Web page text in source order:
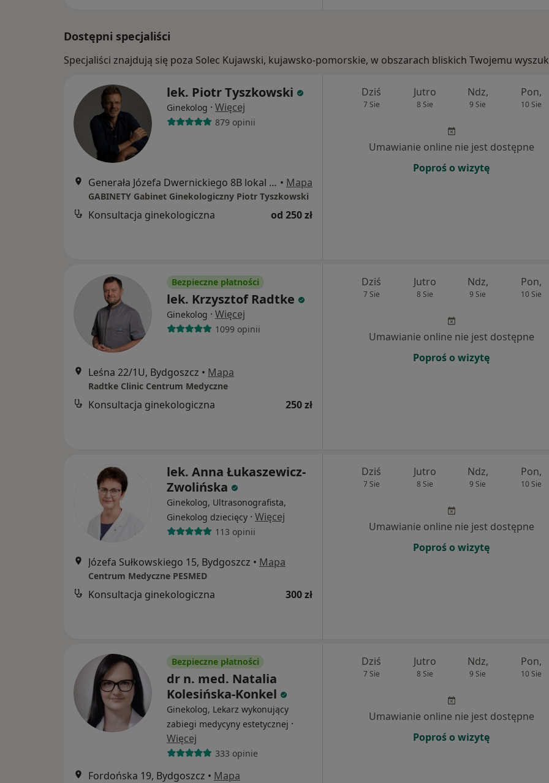
Dostępni specjaliści
Specjaliści znajdują się poza Solec Kujawski, kujawsko-pomorskie, w obszarach bliskich Twojemu
lek. Piotr Tyszkowski
Ginekolog · Więcej
879 opinii
Generała Józefa Dwernickiego 8B lokal U1, Bydgoszcz • Mapa
GABINETY Gabinet Ginekologiczny Piotr Tyszkowski
Konsultacja ginekologiczna od 250 zł
Dziś
7 Sie
Jutro
8 Sie
Ndz,
9 Sie
Pon,
10 Sie
Umawianie online nie jest dostępne
Poproś o wizytę
Bezpieczne płatności
lek. Krzysztof Radtke
Ginekolog · Więcej
1099 opinii
Leśna 22/1U, Bydgoszcz • Mapa
Radtke Clinic Centrum Medyczne
Konsultacja ginekologiczna 250 zł
Dziś
7 Sie
Jutro
8 Sie
Ndz,
9 Sie
Pon,
10 Sie
Umawianie online nie jest dostępne
Poproś o wizytę
lek. Anna Łukaszewicz-
Zwolińska
Ginekolog, Ultrasonografista,
Ginekolog dziecięcy · Więcej
113 opinii
Józefa Sułkowskiego 15, Bydgoszcz • Mapa
Centrum Medyczne PESMED
Konsultacja ginekologiczna 300 zł
Dziś
7 Sie
Jutro
8 Sie
Ndz,
9 Sie
Pon,
10 Sie
Umawianie online nie jest dostępne
Poproś o wizytę
Bezpieczne płatności
dr n. med. Natalia
Kolesińska-Konkel
Ginekolog, Lekarz wykonujący
zabiegi medycyny estetycznej ·
Więcej
333 opinie
Fordońska 19, Bydgoszcz • Mapa
Dziś
7 Sie
Jutro
8 Sie
Ndz,
9 Sie
Pon,
10 Sie
Umawianie online nie jest dostępne
Poproś o wizytę